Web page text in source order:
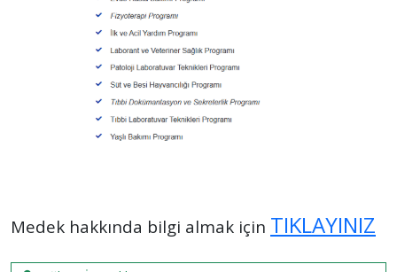
Medek hakkında bilgi almak için TIKLAYINIZ